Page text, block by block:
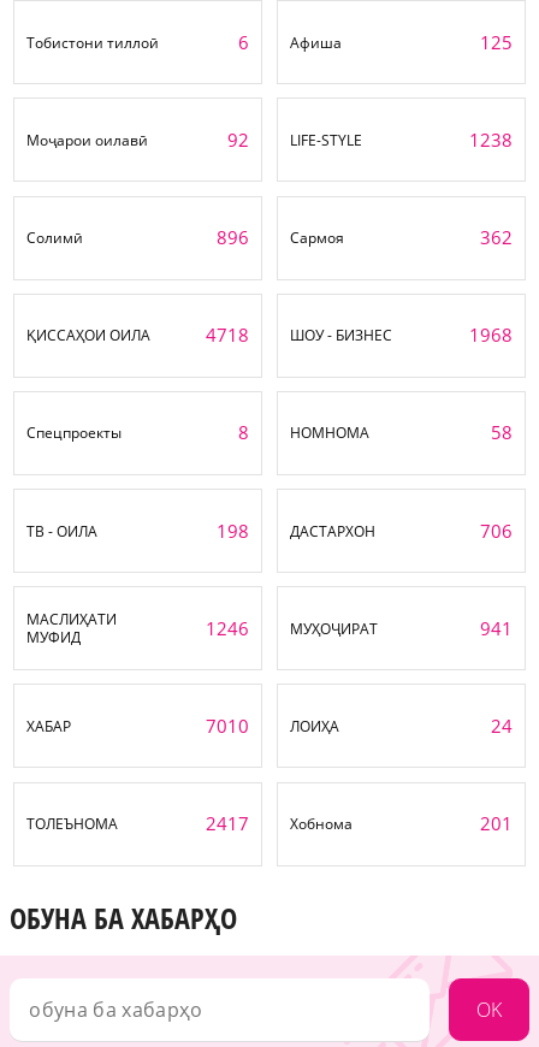
Тобистони тиллоӣ 6 Афиша 125
Моҷарои оилавӣ 92 LIFE-STYLE 1238
Солимӣ 896 Сармоя 362
ҚИССАҲОИ ОИЛА 4718 ШОУ - БИЗНЕС 1968
Спецпроекты 8 НОМНОМА 58
ТВ - ОИЛА 198 ДАСТАРХОН 706
МАСЛИҲАТИ
МУФИД
1246 МУҲОҶИРАТ 941
ХАБАР 7010 ЛОИҲА 24
ТОЛЕЪНОМА 2417 Хобнома 201
ОБУНА БА ХАБАРҲО
OK